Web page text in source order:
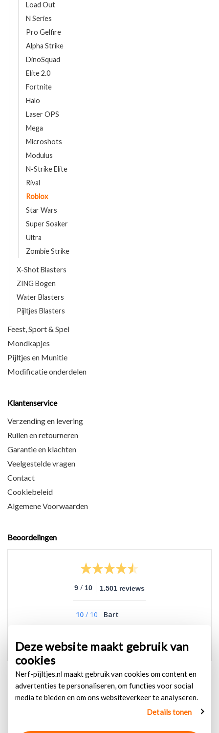
Deze website maakt gebruik van
cookies
Nerf-pijltjes.nl maakt gebruik van cookies om content en
advertenties te personaliseren, om functies voor social
media te bieden en om ons websiteverkeer te analyseren.
Details tonen
Load Out
N Series
Pro Gelfire
Alpha Strike
DinoSquad
Elite 2.0
Fortnite
Halo
Laser OPS
Mega
Microshots
Modulus
N-Strike Elite
Rival
Roblox
Star Wars
Super Soaker
Ultra
Zombie Strike
X-Shot Blasters
ZING Bogen
Water Blasters
Pijltjes Blasters
Feest, Sport & Spel
Mondkapjes
Pijltjes en Munitie
Modificatie onderdelen
Klantenservice
Verzending en levering
Ruilen en retourneren
Garantie en klachten
Veelgestelde vragen
Contact
Cookiebeleid
Algemene Voorwaarden
Beoordelingen
9 / 10 1.501 reviews
10 / 10
Bart